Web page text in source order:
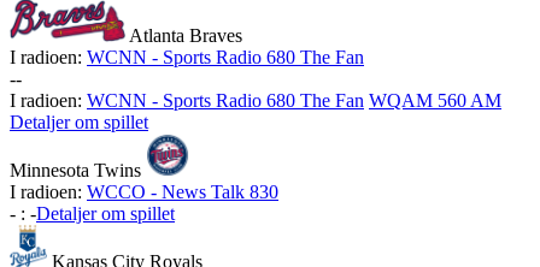
Atlanta Braves
I radioen: WCNN - Sports Radio 680 The Fan
--
I radioen: WCNN - Sports Radio 680 The Fan WQAM 560 AM
Detaljer om spillet
Minnesota Twins
I radioen: WCCO - News Talk 830
- : -Detaljer om spillet
Kansas City Royals